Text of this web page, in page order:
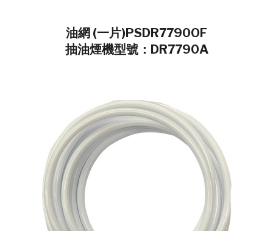
油網 (一片)PSDR7790OF
抽油煙機型號：DR7790A